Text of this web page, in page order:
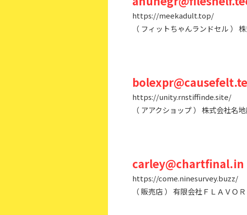
https://meekadult.top/
（ フィットちゃんランドセル ）
https://unity.rnstiffinde.site/
（ アアクショップ ） 株式会社名
carley@chartfinal.in
https://come.ninesurvey.buzz/
（ 販売店 ） 有限会社ＦＬＡＶＯ